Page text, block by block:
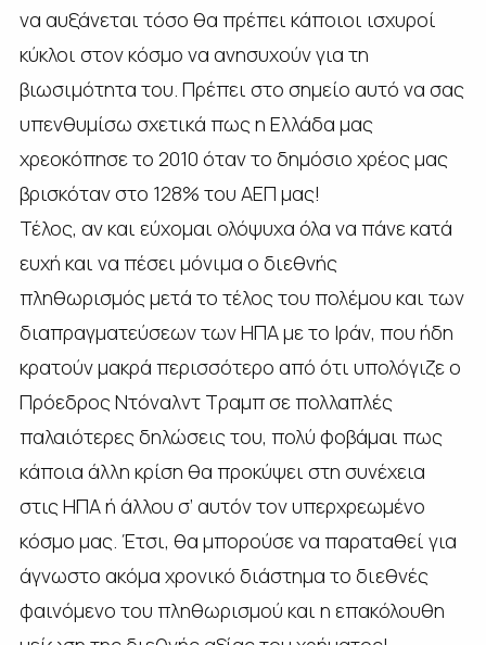
να αυξάνεται τόσο θα πρέπει κάποιοι ισχυροί
κύκλοι στον κόσμο να ανησυχούν για τη
βιωσιμότητα του. Πρέπει στο σημείο αυτό να σας
υπενθυμίσω σχετικά πως η Ελλάδα μας
χρεοκόπησε το 2010 όταν το δημόσιο χρέος μας
βρισκόταν στο 128% του ΑΕΠ μας!
Τέλος, αν και εύχομαι ολόψυχα όλα να πάνε κατά
ευχή και να πέσει μόνιμα ο διεθνής
πληθωρισμός μετά το τέλος του πολέμου και των
διαπραγματεύσεων των ΗΠΑ με το Ιράν, που ήδη
κρατούν μακρά περισσότερο από ότι υπολόγιζε ο
Πρόεδρος Ντόναλντ Τραμπ σε πολλαπλές
παλαιότερες δηλώσεις του, πολύ φοβάμαι πως
κάποια άλλη κρίση θα προκύψει στη συνέχεια
στις ΗΠΑ ή άλλου σ’ αυτόν τον υπερχρεωμένο
κόσμο μας. Έτσι, θα μπορούσε να παραταθεί για
άγνωστο ακόμα χρονικό διάστημα το διεθνές
φαινόμενο του πληθωρισμού και η επακόλουθη